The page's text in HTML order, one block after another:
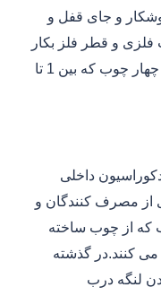
و جای قفل و
و قطر فلز بکار
رفته در پرفیل چهارچوب ضخامت پروفیل چهار چوب که بین 1 تا
داخلی
از مصرف کنندگان و
که از چوب ساخته
کنند.در گذشته
لنگه درب